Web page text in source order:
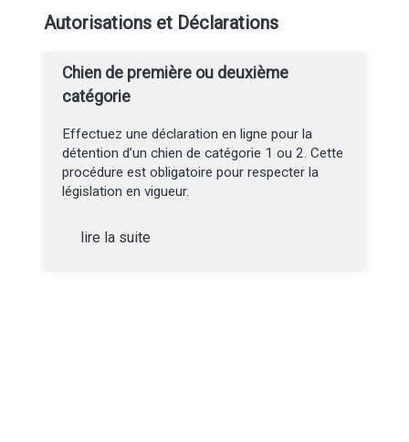
Autorisations et Déclarations
Chien de première ou deuxième
catégorie
Effectuez une déclaration en ligne pour la
détention d’un chien de catégorie 1 ou 2. Cette
procédure est obligatoire pour respecter la
législation en vigueur.
lire la suite